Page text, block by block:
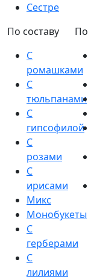
Сестре
По составу
С
ромашками
С
тюльпанами
С
гипсофилой
С
розами
С
ирисами
Микс
Монобукеты
С
герберами
С
лилиями